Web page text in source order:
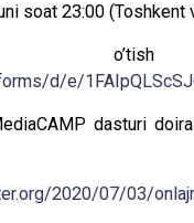
soat 23:00 (Toshkent
d/e/
dasturi
2020/07/03/